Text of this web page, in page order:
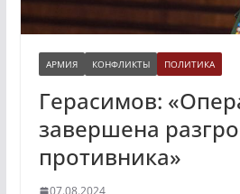
АРМИЯ КОНФЛИКТЫ ПОЛИТИКА
Герасимов:
завершена
противника»